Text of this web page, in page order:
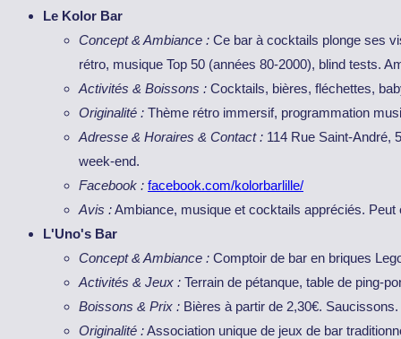
Le Kolor Bar
Concept & Ambiance : Ce bar à cocktails plonge ses
rétro, musique Top 50 (années 80-2000), blind tests.
Activités & Boissons : Cocktails, bières, fléchettes,
Originalité : Thème rétro immersif, programmation
Adresse & Horaires & Contact : 114 Rue Saint-André,
week-end.
Facebook : facebook.com/kolorbarlille/
Avis :Ambiance, musique et cocktails appréciés. Peut
L'Uno's Bar
Concept & Ambiance : Comptoir de bar en briques
Activités & Jeux : Terrain de pétanque, table de ping-
Boissons & Prix : Bières à partir de 2,30€.
Originalité :Association unique de jeux de bar